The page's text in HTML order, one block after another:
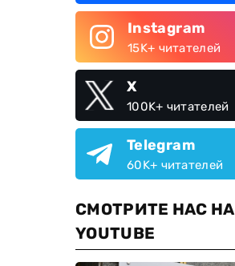
Instagram
15K+ читателей
X
100K+ читателей
Telegram
60K+ читателей
СМОТРИТЕ НАС НА
YOUTUBE